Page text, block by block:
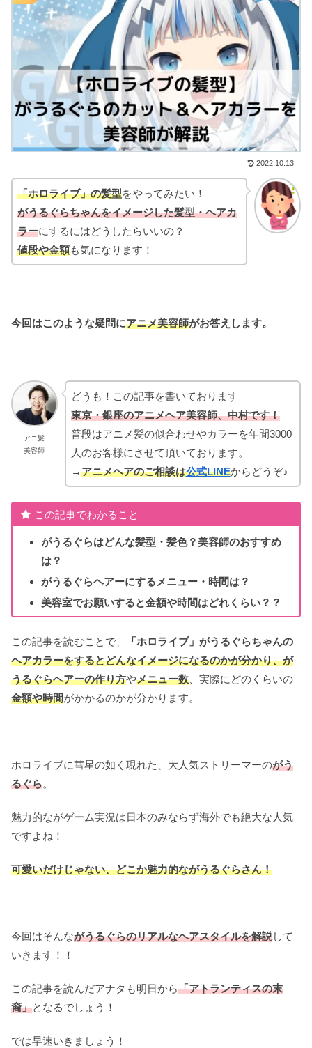
2022.10.13
「ホロライブ」の髪型をやってみたい！
がうるぐらちゃんをイメージした髪型・ヘアカ
ラーにするにはどうしたらいいの？
値段や金額も気になります！
今回はこのような疑問にアニメ美容師がお答えします。
アニ髪
美容師
どうも！この記事を書いております
東京・銀座のアニメヘア美容師、中村です！
普段はアニメ髪の似合わせやカラーを年間3000
人のお客様にさせて頂いております。
→アニメヘアのご相談は公式LINEからどうぞ♪
この記事でわかること
がうるぐらはどんな髪型・髪色？美容師のおすすめ
は？
がうるぐらヘアーにするメニュー・時間は？
美容室でお願いすると金額や時間はどれくらい？？
この記事を読むことで、 「ホロライブ」 がうるぐらちゃんの
ヘアカラーをするとどんなイメージになるのかが分かり、が
うるぐらヘアーの作り方やメニュー数 、実際にどのくらいの
金額や時間がかかるのかが分かります。
ホロライブに彗星の如く現れた、大人気ストリーマーのがう
るぐら。
魅力的ながゲーム実況は日本のみならず海外でも絶大な人気
ですよね！
可愛いだけじゃない、どこか魅力的ながうるぐらさん！
今回はそんながうるぐらのリアルなヘアスタイルを解説して
いきます！！
この記事を読んだアナタも明日から「アトランティスの末
裔」となるでしょう！
では早速いきましょう！